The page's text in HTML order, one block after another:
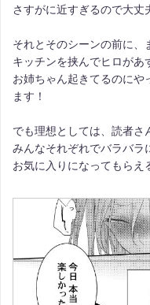
さすがに近すぎるので大丈
それとそのシーンの前に、
キッチンを挟んでヒロがあ
お姉ちゃん起きてるのにや
ます！
でも理想としては、読者さ
みんなそれぞれでバラバラ
お気に入りになってもらえ